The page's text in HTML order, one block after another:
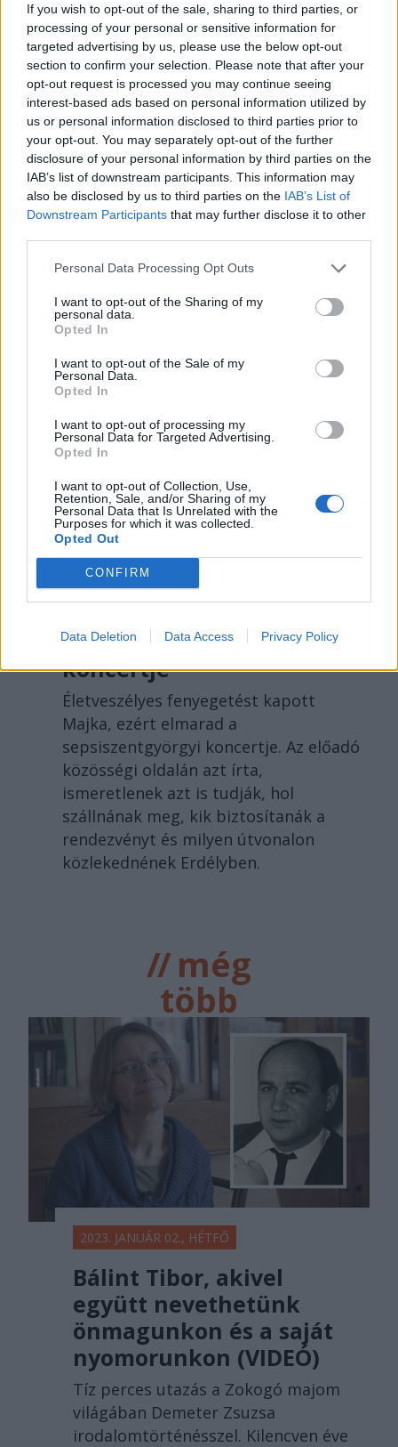
If you wish to opt-out of the sale, sharing to third parties, or
processing of your personal or sensitive information for
targeted advertising by us, please use the below opt-out
section to confirm your selection. Please note that after your
opt-out request is processed you may continue seeing
interest-based ads based on personal information utilized by
us or personal information disclosed to third parties prior to
your opt-out. You may separately opt-out of the further
disclosure of your personal information by third parties on the
IAB’s list of downstream participants. This information may
also be disclosed by us to third parties on the IAB’s List of
Downstream Participants that may further disclose it to other
Personal Data Processing Opt Outs
I want to opt-out of the Sharing of my
personal data.
Opted In
I want to opt-out of the Sale of my
Personal Data.
Opted In
I want to opt-out of processing my
Personal Data for Targeted Advertising.
Opted In
I want to opt-out of Collection, Use,
Retention, Sale, and/or Sharing of my
Personal Data that Is Unrelated with the
Purposes for which it was collected.
Opted Out
CONFIRM
Data Deletion Data Access Privacy Policy
Büntetőfeljelentést tett
Majka ügyvédje a
romániai telefonszámról
érkezett fenyegetés miatt
Büntetőfeljelentést tett csütörtökön
Majka romániai jogi képviselője a
sepsiszentgyörgyi Sic Feszt fesztiválra
tervezett koncert lemondását kiváltó
fenyegetés ügyében.
SZÉKELYHON
Életveszélyesen
megfenyegették Majkát,
sepsiszentgyörgyi
koncertje
Életveszélyes fenyegetést kapott
Majka, ezért elmarad a
sepsiszentgyörgyi koncertje. Az előadó
közösségi oldalán azt írta,
ismeretlenek azt is tudják, hol
szállnának meg, kik biztosítanák a
rendezvényt és milyen útvonalon
közlekednének Erdélyben.
//még
több
főtér.ro
2023. JANUÁR 02., HÉTFŐ
Bálint Tibor, akivel
együtt nevethetünk
önmagunkon és a saját
nyomorunkon (VIDEÓ)
Tíz perces utazás a Zokogó majom
világában Demeter Zsuzsa
irodalomtörténésszel. Kilencven éve